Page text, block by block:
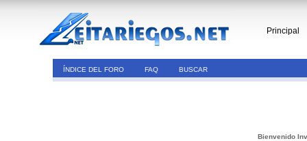
Principal
ÍNDICE DEL FORO FAQ BUSCAR
Bienvenido